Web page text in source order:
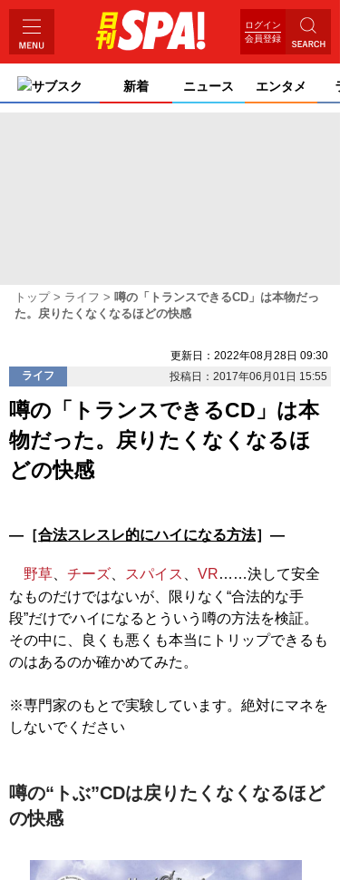
ログイン
会員登録
サブスク 新着 ニュース エンタメ ライ
トップ ライフ
噂の「トランスできるCD」は本物だっ
た。戻りたくなくなるほどの快感
更新日：2022年08月28日 09:30
ライフ
投稿日：2017年06月01日 15:55
噂の「トランスできるCD」は本
物だった。戻りたくなくなるほ
どの快感
―［合法スレスレ的にハイになる方法］―
野草 チーズ スパイス VR……決して安全
なものだけではないが、限りなく“合法的な手
段”だけでハイになるとういう噂の方法を検証。
その中に、良くも悪くも本当にトリップできるも
のはあるのか確かめてみた。
※専門家のもとで実験しています。絶対にマネを
しないでください
噂の“トぶ”CDは戻りたくなくなるほど
の快感